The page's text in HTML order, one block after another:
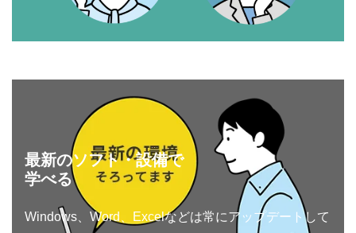
最新のソフト・設備で
学べる
Windows、Word、Excelなどは常にアップデートして